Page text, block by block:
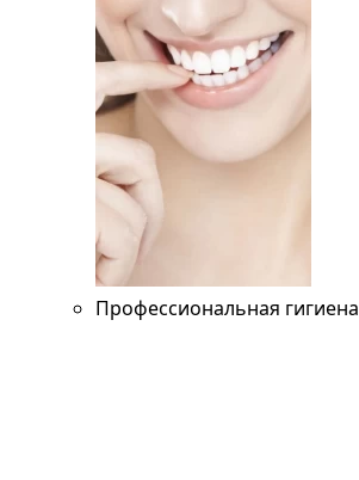
Профессиональная гигиена